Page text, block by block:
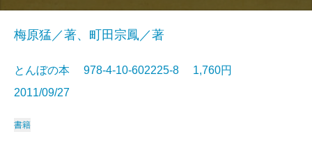
梅原猛／著、町田宗鳳／著
とんぼの本 978-4-10-602225-8 1,760円
2011/09/27
書籍